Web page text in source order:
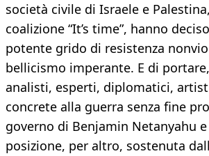
società civile di Israele e
coalizione “It’s time”, hanno
potente grido di resistenza
bellicismo imperante. E di
analisti, esperti, diplomatici,
concrete alla guerra senza fine
governo di Benjamin Netanyahu
posizione, per altro, sostenuta